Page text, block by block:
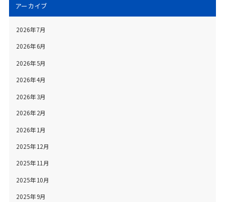
アーカイブ
2026年7月
2026年6月
2026年5月
2026年4月
2026年3月
2026年2月
2026年1月
2025年12月
2025年11月
2025年10月
2025年9月